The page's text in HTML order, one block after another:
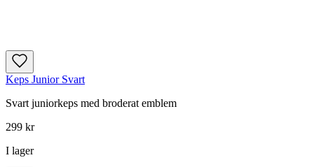
Keps Junior Svart
Svart juniorkeps med broderat emblem
299 kr
I lager